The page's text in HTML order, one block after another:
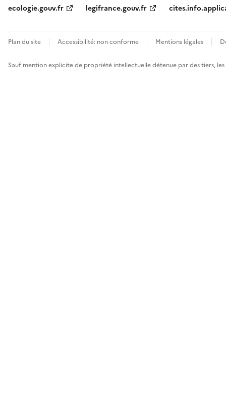
ecologie.gouv.fr
legifrance.gouv.fr
Plan du site Accessibilité: non conforme Mentions légales
Sauf mention explicite de propriété intellectuelle détenue par des tiers,